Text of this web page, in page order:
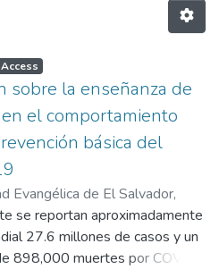
sobre la enseñanza de
el comportamiento
básica del
Evangélica de El Salvador,
Chávez, Darío
se reportan aproximadamente
27.6 millones de casos y un
898,000 muertes por COVID